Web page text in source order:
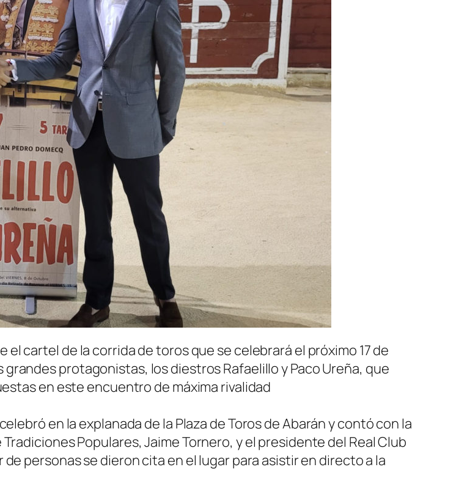
cartel de la corrida de toros que se celebrará el próximo 17 de
protagonistas, los diestros Rafaelillo y Paco Ureña, que
en este encuentro de máxima rivalidad
en la explanada de la Plaza de Toros de Abarán y contó con la
Populares, Jaime Tornero, y el presidente del Real Club
personas se dieron cita en el lugar para asistir en directo a la